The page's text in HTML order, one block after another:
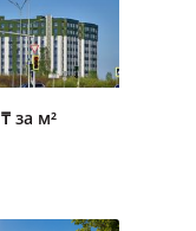
₸за м²